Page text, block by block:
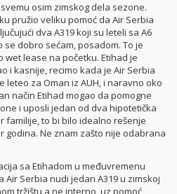
osim zimskog dela sezone.
pružio veliku pomoć da Air Serbia
dva A319 koji su leteli sa A6
se dobro sećam, posadom. To je
wet lease na početku. Etihad je
i kasnije, recimo kada je Air Serbia
leteo za Oman iz AUH, i naravno oko
način Etihad mogao da pomogne
i uposli jedan od dva hipotetička
familije, to bi bilo idealno rešenje
godina. Ne znam zašto nije odabrana
sa Etihadom u međuvremenu
Air Serbia nudi jedan A319 u zimskoj
tržištu a ne interno, uz pomoć